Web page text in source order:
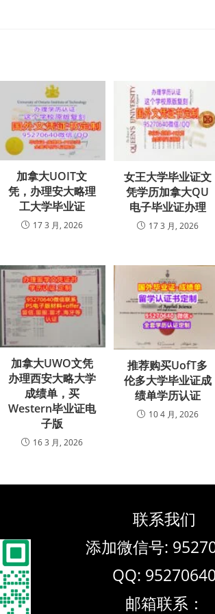
加拿大UOIT文
凭，办理安大略理
工大学毕业证
17 3 月, 2026
女王大学毕业证文
凭学历加拿大QU
电子毕业证办理
17 3 月, 2026
加拿大UWO文凭
办理西安大略大学
成绩单，买
Western毕业证电
子版
16 3 月, 2026
推荐购买UofT多
伦多大学毕业证成
绩单学历认证
10 4 月, 2026
联系我们
添加微信号:
QQ: 95270640
邮箱联系：